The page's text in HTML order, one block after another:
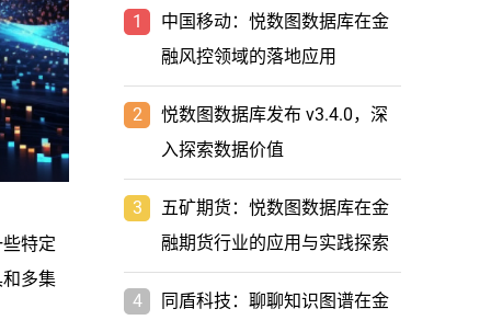
特定
多集
1
中国移动：悦数图数据库在金
融风控领域的落地应用
2
悦数图数据库发布 v3.4.0，深
入探索数据价值
3
五矿期货：悦数图数据库在金
融期货行业的应用与实践探索
4
同盾科技：聊聊知识图谱在金